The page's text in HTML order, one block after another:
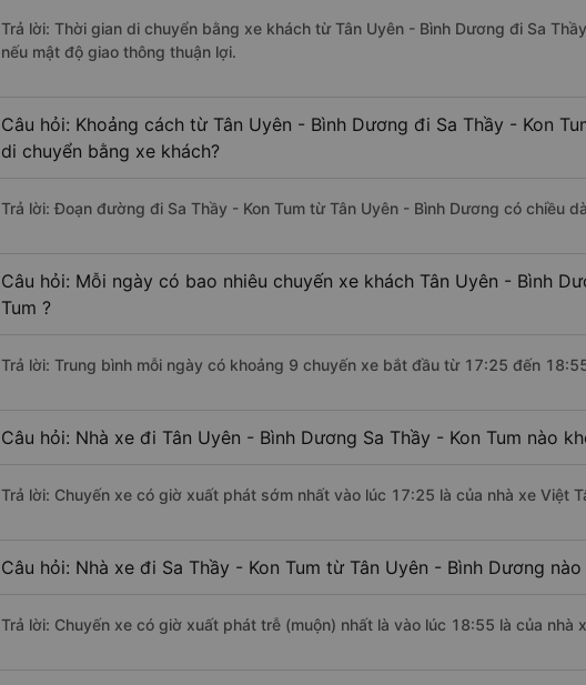
Trả lời: Thời gian di chuyển bằng xe khách từ Tân Uyên - Bình Dương đi Sa
nếu mật độ giao thông thuận lợi.
Câu hỏi: Khoảng cách từ Tân Uyên - Bình Dương đi Sa Thầy - Kon
di chuyển bằng xe khách?
Trả lời: Đoạn đường đi Sa Thầy - Kon Tum từ Tân Uyên - Bình Dương có chiều
Câu hỏi: Mỗi ngày có bao nhiêu chuyến xe khách Tân Uyên - Bình
Tum ?
Trả lời: Trung bình mỗi ngày có khoảng 9 chuyến xe bắt đầu từ 17:25 đến
Câu hỏi: Nhà xe đi Tân Uyên - Bình Dương Sa Thầy - Kon Tum nào
Trả lời: Chuyến xe có giờ xuất phát sớm nhất vào lúc 17:25 là của nhà xe Việt
Câu hỏi: Nhà xe đi Sa Thầy - Kon Tum từ Tân Uyên - Bình Dương
Trả lời: Chuyến xe có giờ xuất phát trễ (muộn) nhất là vào lúc 18:55 là của nhà